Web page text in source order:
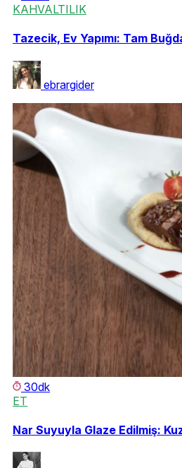
KAHVALTILIK
Tazecik, Ev Yapımı: Tam
ebrargider
30dk
ET
Nar Suyuyla Glaze Edilmiş: